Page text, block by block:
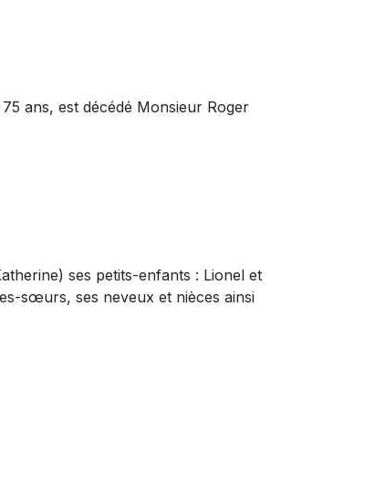
75 ans, est décédé Monsieur Roger
ses petits-enfants : Lionel et
sœurs, ses neveux et nièces ainsi